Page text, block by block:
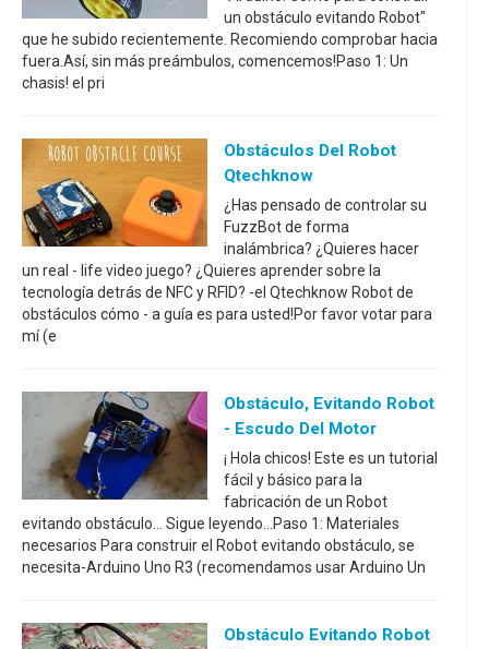
un obstáculo evitando Robot"
que he subido recientemente. Recomiendo comprobar hacia
fuera.Así, sin más preámbulos, comencemos!Paso 1: Un
chasis! el pri
Obstáculos Del Robot
Qtechknow
¿Has pensado de controlar su
FuzzBot de forma
inalámbrica? ¿Quieres hacer
un real - life video juego? ¿Quieres aprender sobre la
tecnología detrás de NFC y RFID? -el Qtechknow Robot de
obstáculos cómo - a guía es para usted!Por favor votar para
mí (e
Obstáculo, Evitando Robot
- Escudo Del Motor
¡ Hola chicos! Este es un tutorial
fácil y básico para la
fabricación de un Robot
evitando obstáculo... Sigue leyendo...Paso 1: Materiales
necesarios Para construir el Robot evitando obstáculo, se
necesita-Arduino Uno R3 (recomendamos usar Arduino Un
Obstáculo Evitando Robot